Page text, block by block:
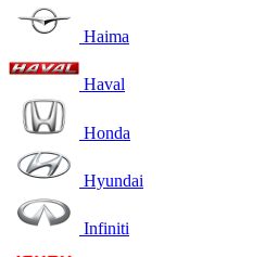
Haima
Haval
Honda
Hyundai
Infiniti